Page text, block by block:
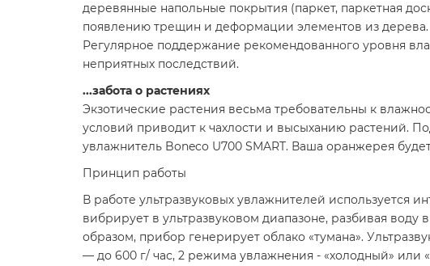
деревянные напольные покрытия (паркет, паркетная
появлению трещин и деформации элементов из дерева.
Регулярное поддержание рекомендованного уровня
неприятных последствий.
...забота о растениях
Экзотические растения весьма требовательны к
условий приводит к чахлости и высыханию растений.
увлажнитель Boneco U700 SMART. Ваша оранжерея
Принцип работы
В работе ультразвуковых увлажнителей используется
вибрирует в ультразвуковом диапазоне, разбивая
образом, прибор генерирует облако «тумана».
— до 600 г/ час, 2 режима увлажнения - «холодный» или